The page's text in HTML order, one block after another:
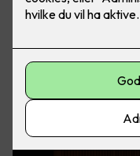
Elbil er kommet for å